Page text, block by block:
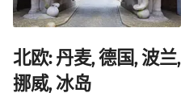
北欧: 丹麦, 德国, 波
挪威, 冰岛